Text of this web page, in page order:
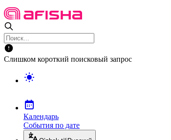
Слишком короткий поисковый запрос
Календарь
События по дате